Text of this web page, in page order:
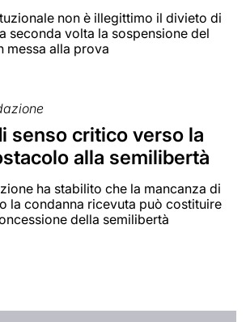
non è illegittimo il divieto di
seconda volta la sospensione del
messa alla prova
senso critico verso la
alla semilibertà
ha stabilito che la mancanza di
la condanna ricevuta può costituire
della semilibertà